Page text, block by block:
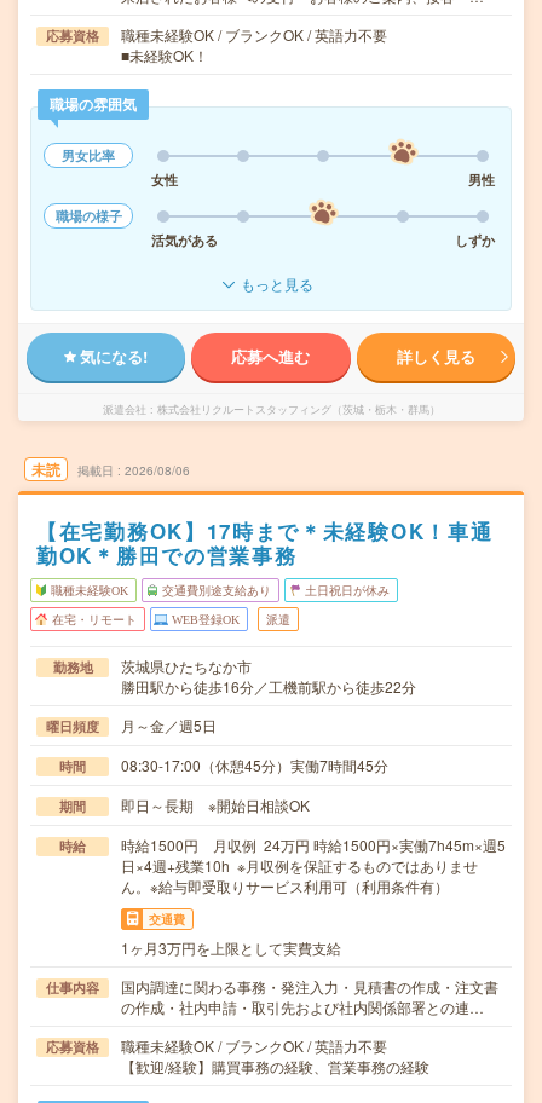
応募資格
職種未経験OK / ブランクOK / 英語力不要
■未経験OK！
職場の雰囲気
男女比率
女性
男性
職場の様子
活気がある
しずか
もっと見る
気になる! 応募へ進む 詳しく見る
派遣会社 株式会社リクルートスタッフィング（茨城・栃木・群馬）
未読 掲載日 2026/08/06
【在宅勤務OK】17時まで＊未経験OK！車通
勤OK＊勝田での営業事務
職種未経験OK 交通費別途支給あり 土日祝日が休み
在宅・リモート WEB登録OK 派遣
勤務地
茨城県ひたちなか市
勝田駅から徒歩16分／工機前駅から徒歩22分
曜日頻度 月～金／週5日
時間 08:30-17:00（休憩45分）実働7時間45分
期間 即日～長期 ※開始日相談OK
時給
時給1500円 月収例 24万円 時給1500円×実働7h45m×週5
日×4週+残業10h ※月収例を保証するものではありませ
ん。※給与即受取りサービス利用可（利用条件有）
交通費
1ヶ月3万円を上限として実費支給
仕事内容
国内調達に関わる事務・発注入力・見積書の作成・注文書
の作成・社内申請・取引先および社内関係部署との連…
応募資格
職種未経験OK / ブランクOK / 英語力不要
【歓迎/経験】購買事務の経験、営業事務の経験